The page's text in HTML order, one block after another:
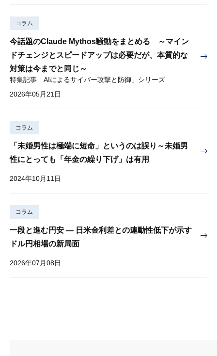
コラム
今話題のClaude Mythos騒動をまとめる ～マイン
ドチェンジとスピードアップは必要だが、本質的な
対策は今までと同じ～
特集記事「AIによるサイバー攻撃と防御」シリーズ
2026年05月21日
コラム
「未婚男性は極端に短命」というのは誤り～未婚男
性にとっても「年金の繰り下げ」は有用
2024年10月11日
コラム
一段と進む円安 — 日米金利差との連動性低下が示す
ドル円相場の新局面
2026年07月08日